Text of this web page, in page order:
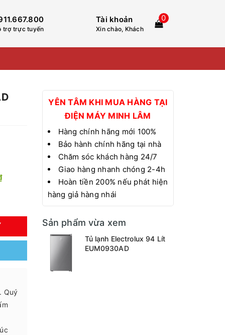
trợ trực tuyến
Tài khoản
Xin chào, Khách
0
Quý
YÊN TÂM KHI MUA HÀNG TẠI
ĐIỆN MÁY MINH LÂM
Hàng chính hãng mới 100%
Bảo hành chính hãng tại nhà
Chăm sóc khách hàng 24/7
Giao hàng nhanh chóng 2-4h
Hoàn tiền 200% nếu phát hiện
hàng giả hàng nhái
Sản phẩm vừa xem
Tủ lạnh Electrolux 94 Lít
EUM0930AD